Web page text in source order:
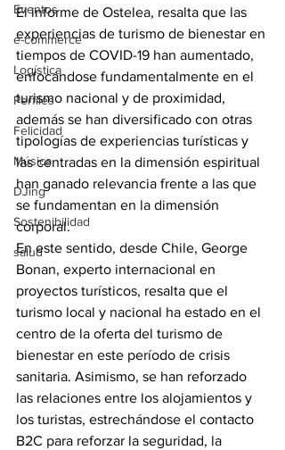
Eventos
e-commerce
Logística
Perfiles
Felicidad
Música
DJing
Sostenibilidad
salud
El informe de Ostelea, resalta que las
experiencias de turismo de bienestar en
tiempos de COVID-19 han aumentado,
enfocándose fundamentalmente en el
turismo nacional y de proximidad,
además se han diversificado con otras
tipologías de experiencias turísticas y
las centradas en la dimensión espiritual
han ganado relevancia frente a las que
se fundamentan en la dimensión
corporal.
En este sentido, desde Chile, George
Bonan, experto internacional en
proyectos turísticos, resalta que el
turismo local y nacional ha estado en el
centro de la oferta del turismo de
bienestar en este período de crisis
sanitaria. Asimismo, se han reforzado
las relaciones entre los alojamientos y
los turistas, estrechándose el contacto
B2C para reforzar la seguridad, la